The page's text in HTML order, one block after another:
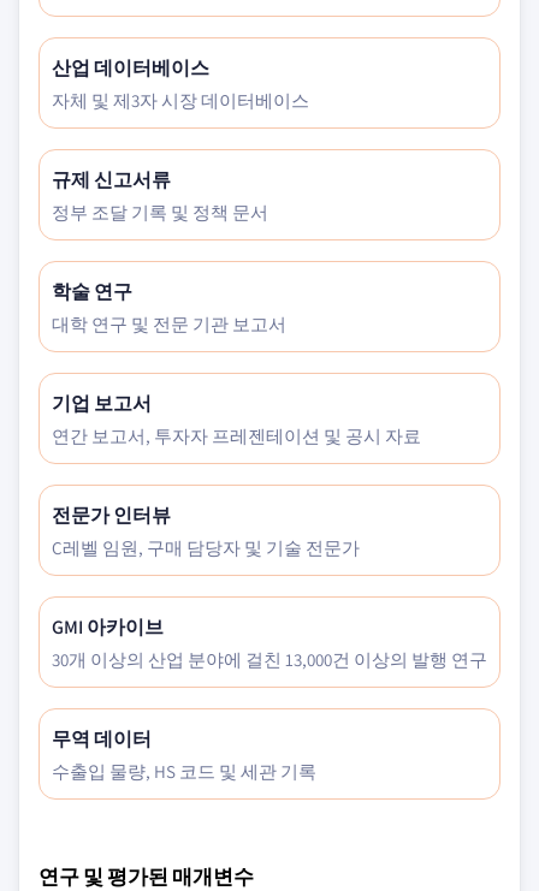
산업 데이터베이스
자체 및 제3자 시장 데이터베이스
규제 신고서류
정부 조달 기록 및 정책 문서
학술 연구
대학 연구 및 전문 기관 보고서
기업 보고서
연간 보고서, 투자자 프레젠테이션 및 공시 자료
전문가 인터뷰
C레벨 임원, 구매 담당자 및 기술 전문가
GMI 아카이브
30개 이상의 산업 분야에 걸친 13,000건 이상의 발행 연구
무역 데이터
수출입 물량, HS 코드 및 세관 기록
연구 및 평가된 매개변수